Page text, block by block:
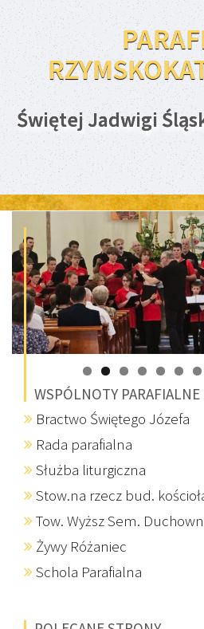
Świętej Jadwigi
WSPÓLNOTY PARAFIALNE
Bractwo Świętego Józefa
Rada parafialna
Służba liturgiczna
Stow.na rzecz bud.
Tow. Wyższ Sem.
Żywy Różaniec
Schola Parafialna